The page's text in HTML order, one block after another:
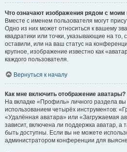
Что означают изображения рядом с
Вместе с именем пользователя могут
Одно из них может относиться к вашему
квадратики или точки, указывающие на то,
оставили, или на ваш статус на
крупное, изображение известно как
каждого пользователя.
Вернуться к началу
Как мне включить отображение аватары?
На вкладке «Профиль» личного раздела
использованием четырёх инструментов:
«Удалённая аватара» или «Загружаемая
зависит, включена ли поддержка аватар, а
быть доступны. Если вы не можете
администратором конференции для